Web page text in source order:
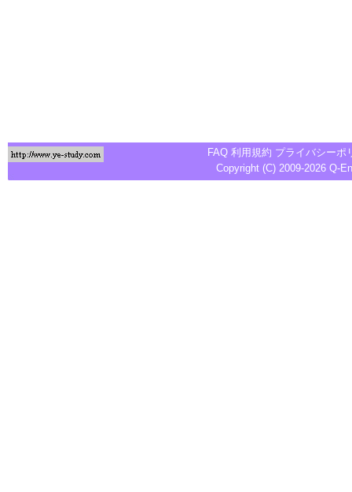
FAQ 利用規約 プライバシーポ
Copyright (C) 2009-2026 Q-